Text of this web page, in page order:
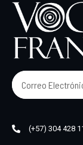
(+57) 304 428